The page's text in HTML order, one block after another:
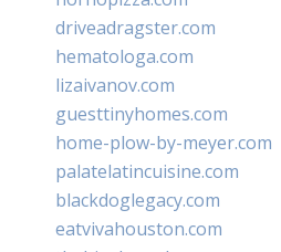
driveadragster.com
hematologa.com
lizaivanov.com
guesttinyhomes.com
home-plow-by-meyer.com
palatelatincuisine.com
blackdoglegacy.com
eatvivahouston.com